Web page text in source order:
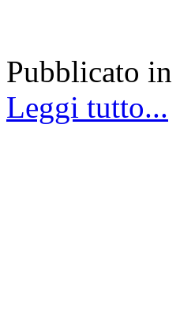
Pubblicato in
Leggi tutto...